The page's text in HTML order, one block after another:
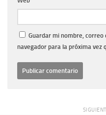
Guardar mi nombre,
navegador para la próxima vez